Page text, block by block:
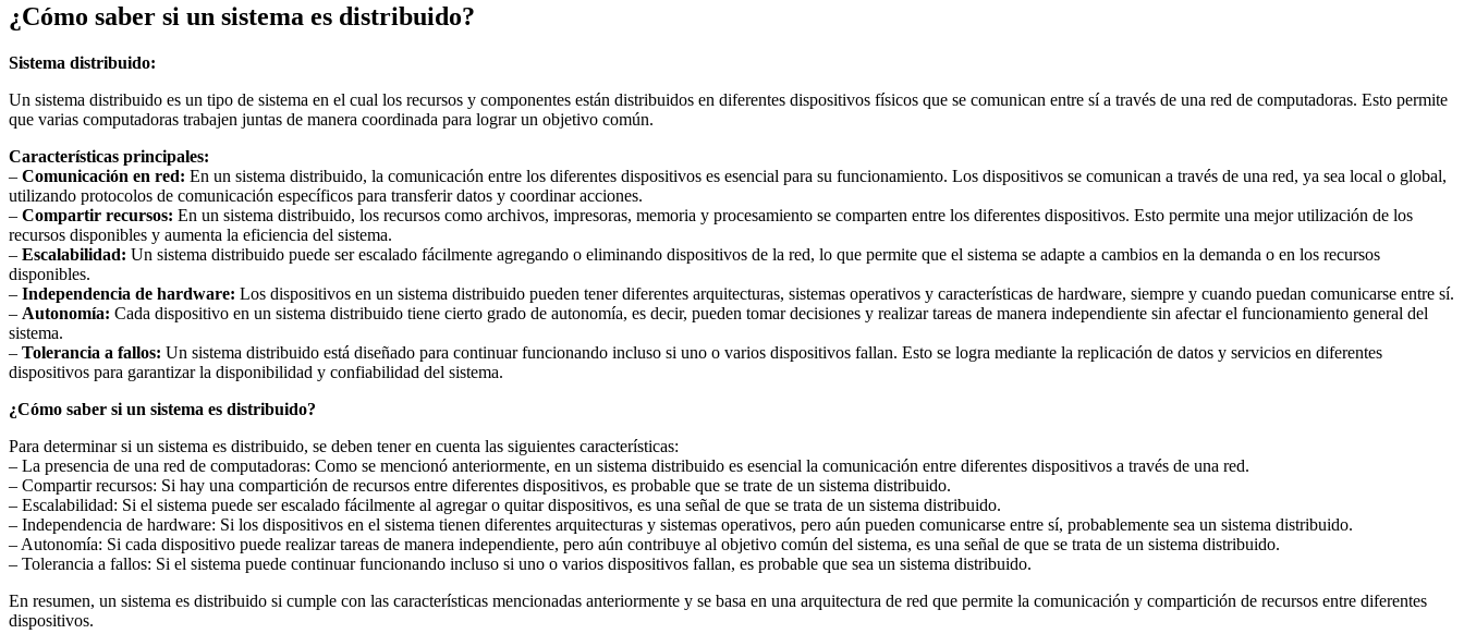
¿Cómo saber si un sistema es distribuido?
Sistema distribuido:
Un sistema distribuido es un tipo de sistema en el cual los recursos y componentes están distribuidos en diferentes dispositivos físicos que se comunican entre sí a través de una red de computadoras. Esto permite
que varias computadoras trabajen juntas de manera coordinada para lograr un objetivo común.
Características principales:
– Comunicación en red: En un sistema distribuido, la comunicación entre los diferentes dispositivos es esencial para su funcionamiento. Los dispositivos se comunican a través de una red, ya sea local o global,
utilizando protocolos de comunicación específicos para transferir datos y coordinar acciones.
– Compartir recursos: En un sistema distribuido, los recursos como archivos, impresoras, memoria y procesamiento se comparten entre los diferentes dispositivos. Esto permite una mejor utilización de los
recursos disponibles y aumenta la eficiencia del sistema.
– Escalabilidad: Un sistema distribuido puede ser escalado fácilmente agregando o eliminando dispositivos de la red, lo que permite que el sistema se adapte a cambios en la demanda o en los recursos
disponibles.
– Independencia de hardware: Los dispositivos en un sistema distribuido pueden tener diferentes arquitecturas, sistemas operativos y características de hardware, siempre y cuando puedan comunicarse entre sí.
– Autonomía: Cada dispositivo en un sistema distribuido tiene cierto grado de autonomía, es decir, pueden tomar decisiones y realizar tareas de manera independiente sin afectar el funcionamiento general del
sistema.
– Tolerancia a fallos: Un sistema distribuido está diseñado para continuar funcionando incluso si uno o varios dispositivos fallan. Esto se logra mediante la replicación de datos y servicios en diferentes
dispositivos para garantizar la disponibilidad y confiabilidad del sistema.
¿Cómo saber si un sistema es distribuido?
Para determinar si un sistema es distribuido, se deben tener en cuenta las siguientes características:
– La presencia de una red de computadoras: Como se mencionó anteriormente, en un sistema distribuido es esencial la comunicación entre diferentes dispositivos a través de una red.
– Compartir recursos: Si hay una compartición de recursos entre diferentes dispositivos, es probable que se trate de un sistema distribuido.
– Escalabilidad: Si el sistema puede ser escalado fácilmente al agregar o quitar dispositivos, es una señal de que se trata de un sistema distribuido.
– Independencia de hardware: Si los dispositivos en el sistema tienen diferentes arquitecturas y sistemas operativos, pero aún pueden comunicarse entre sí, probablemente sea un sistema distribuido.
– Autonomía: Si cada dispositivo puede realizar tareas de manera independiente, pero aún contribuye al objetivo común del sistema, es una señal de que se trata de un sistema distribuido.
– Tolerancia a fallos: Si el sistema puede continuar funcionando incluso si uno o varios dispositivos fallan, es probable que sea un sistema distribuido.
En resumen, un sistema es distribuido si cumple con las características mencionadas anteriormente y se basa en una arquitectura de red que permite la comunicación y compartición de recursos entre diferentes
dispositivos.